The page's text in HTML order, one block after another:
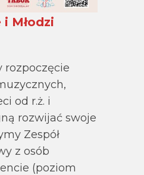
Młodzi
rozpoczęcie
od r.ż. i
rozwijać swoje
Zespół
z osób
(poziom